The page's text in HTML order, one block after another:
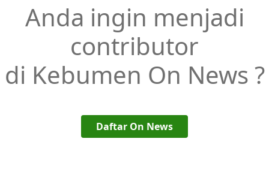
Anda ingin menjadi
contributor
di Kebumen On News ?
Daftar On News